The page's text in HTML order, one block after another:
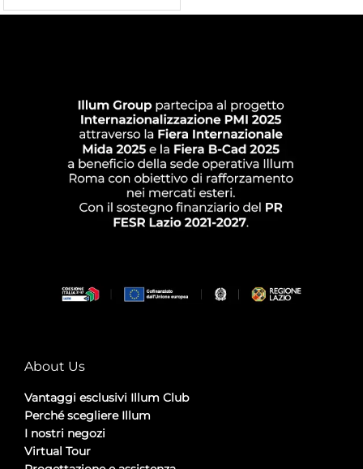
About Us
Vantaggi esclusivi Illum Club
Perché scegliere Illum
I nostri negozi
Virtual Tour